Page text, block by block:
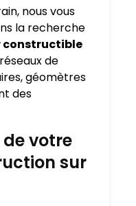
nous vous
la recherche
de
géomètres
des
votre
sur